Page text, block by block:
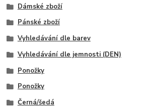
Dámské zboží
Pánské zboží
Vyhledávání dle barev
Vyhledávání dle jemnosti (DEN)
Ponožky
Ponožky
Černá/šedá